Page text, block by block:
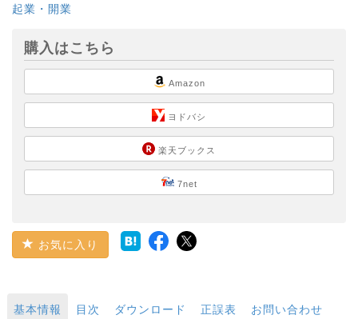
起業・開業
購入はこちら
Amazon
ヨドバシ
楽天ブックス
7net
お気に入り
基本情報 目次 ダウンロード 正誤表 お問い合わせ